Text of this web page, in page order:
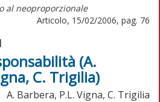
al neoproporzionale
Articolo, 15/02/2006, pag. 76
(A.
C. Trigilia)
A. Barbera, P.L. Vigna, C. Trigilia